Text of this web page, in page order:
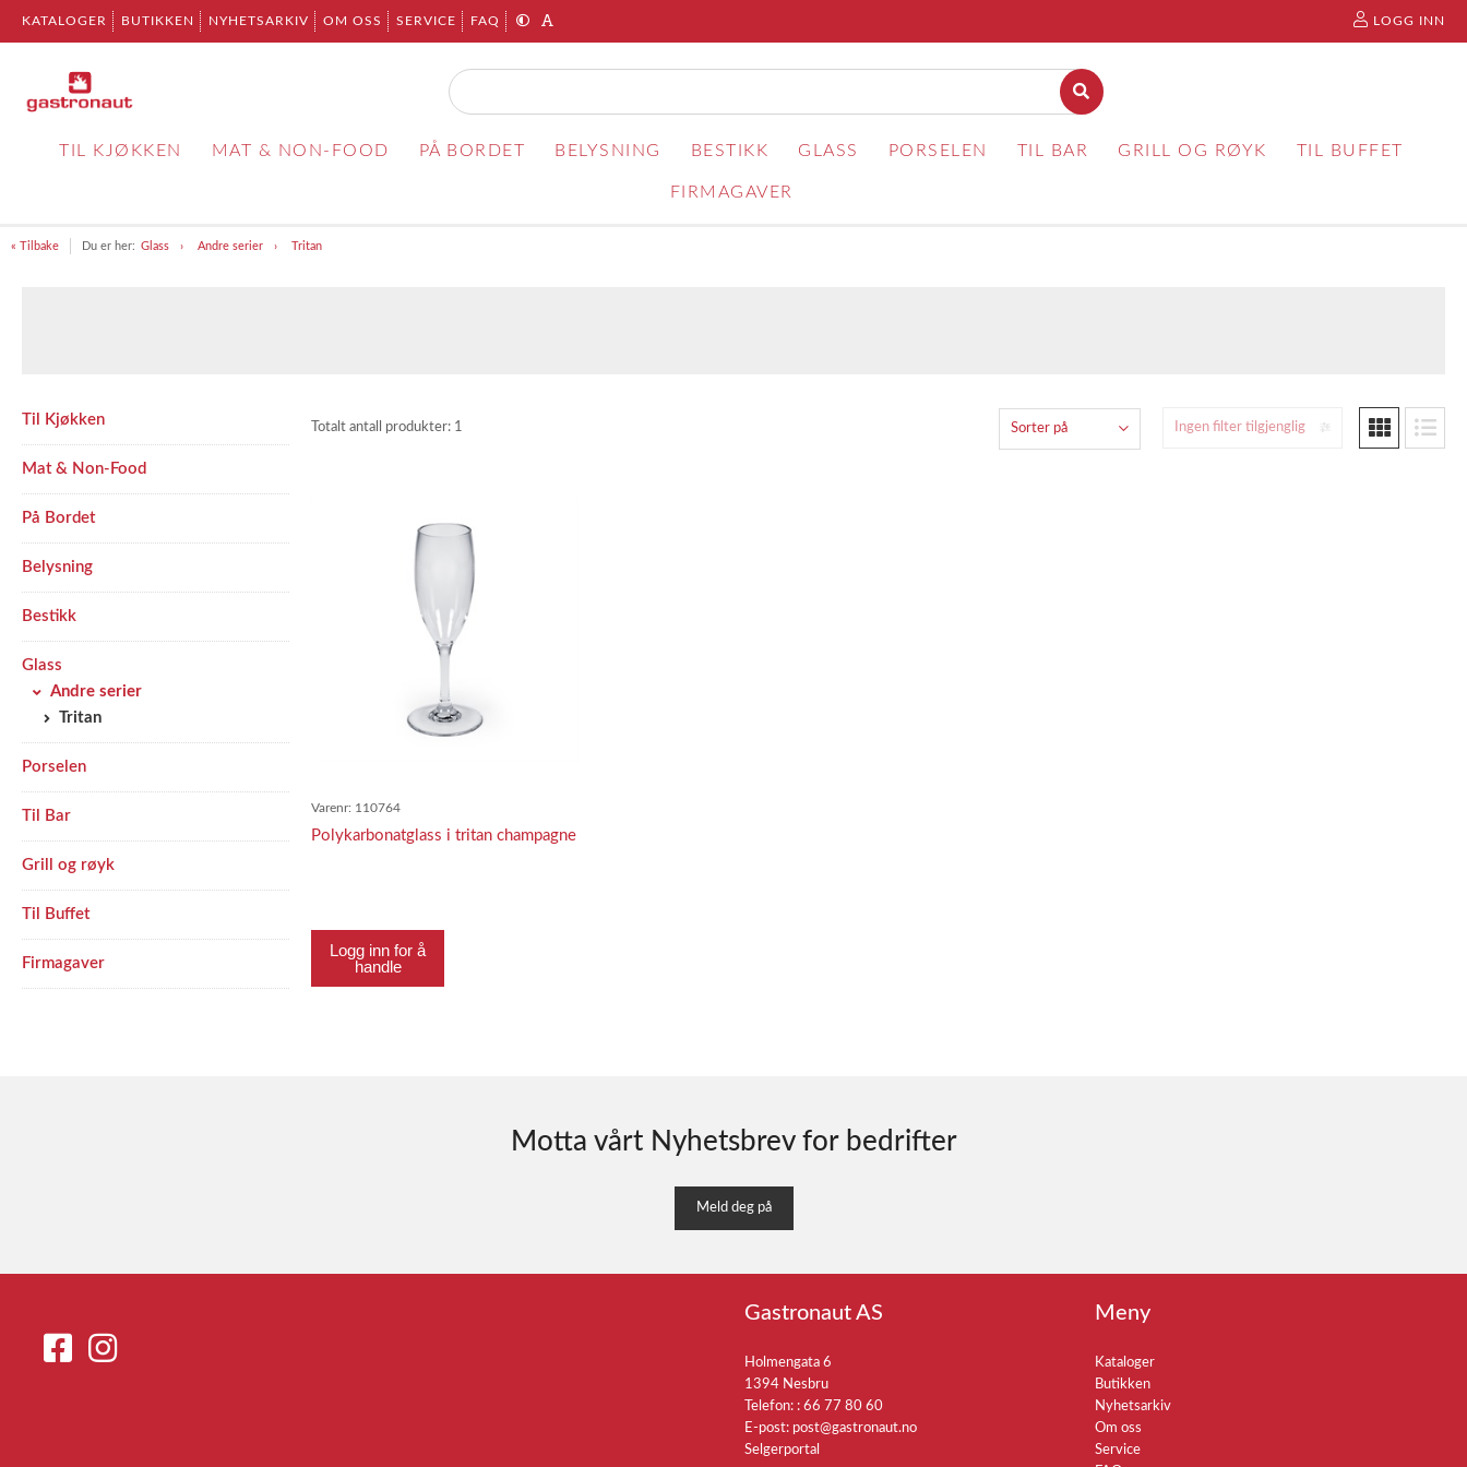
KATALOGER BUTIKKEN NYHETSARKIV OM OSS SERVICE FAQ LOGG INN
TIL KJØKKEN MAT & NON-FOOD PÅ BORDET BELYSNING BESTIKK GLASS PORSELEN TIL BAR GRILL OG RØYK TIL BUFFET
FIRMAGAVER
« Tilbake Du er her: Glass Andre serier Tritan
Til Kjøkken
Mat & Non-Food
På Bordet
Belysning
Bestikk
Glass
Andre serier
Tritan
Porselen
Til Bar
Grill og røyk
Til Buffet
Firmagaver
Totalt antall produkter: 1 Ingen filter tilgjenglig
Sorter på
Varenr: 110764
Polykarbonatglass i tritan champagne 18cl
Logg inn for å
handle
Motta vårt Nyhetsbrev for bedrifter
Meld deg på
Gastronaut AS
Holmengata 6
1394 Nesbru
Telefon: : 66 77 80 60
E-post: post@gastronaut.no
Selgerportal
Meny
Kataloger
Butikken
Nyhetsarkiv
Om oss
Service